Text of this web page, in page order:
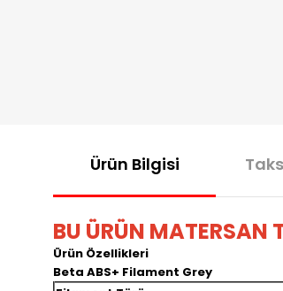
Ürün Bilgisi
BU ÜRÜN MATERSAN
Ürün Özellikleri
Beta ABS+ Filament Grey